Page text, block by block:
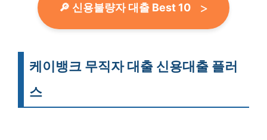
🔎 신용불량자 대출 Best 10
케이뱅크 무직자 대출 신용대출 플러
스